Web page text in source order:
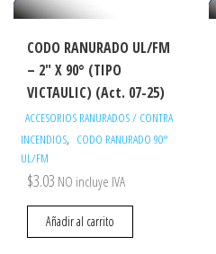
CODO RANURADO UL/FM
– 2″ X 90° (TIPO
VICTAULIC) (Act. 07-25)
ACCESORIOS RANURADOS / CONTRA
INCENDIOS, CODO RANURADO 90°
UL/FM
$3.03 NO incluye IVA
Añadir al carrito